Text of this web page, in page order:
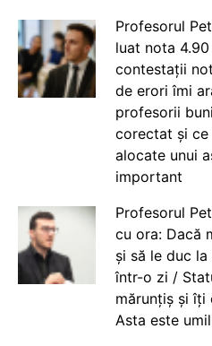
Profesorul
luat nota
contestații
de erori îmi
profesorii
corectat și ce
alocate unui
important
Profesorul
cu ora: Dacă
și să le duc la
într-o zi /
mărunțiș și îți
Asta este